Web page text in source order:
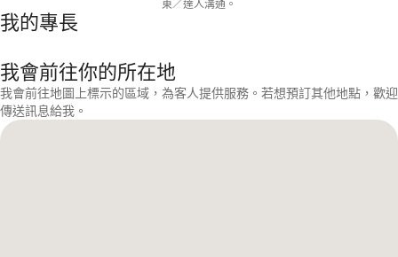
東／達人溝通。
我的專長
我會前往你的所在地
我會前往地圖上標示的區域，為客人提供服務。若想預訂其他地點，歡迎
傳送訊息給我。